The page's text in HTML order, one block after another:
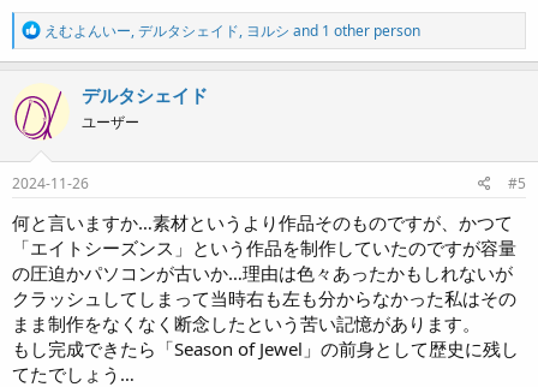
R
e
a
c
t
i
o
n
s
えむよんいー,デルタシェイド, ヨルシ and 1 other person
デルタシェイド
ユーザー
2024-11-26 #5
何と言いますか…素材というより作品そのものですが、かつて
「エイトシーズンス」という作品を制作していたのですが容量
の圧迫かパソコンが古いか…理由は色々あったかもしれないが
クラッシュしてしまって当時右も左も分からなかった私はその
まま制作をなくなく断念したという苦い記憶があります。
もし完成できたら「Season of Jewel」の前身として歴史に残し
てたでしょう…